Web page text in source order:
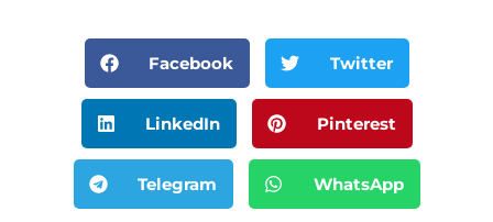
Facebook Twitter
LinkedIn Pinterest
Telegram WhatsApp